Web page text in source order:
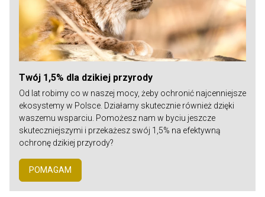
Twój 1,5% dla dzikiej przyrody
Od lat robimy co w naszej mocy, żeby ochronić najcenniejsze
ekosystemy w Polsce. Działamy skutecznie również dzięki
waszemu wsparciu. Pomożesz nam w byciu jeszcze
skuteczniejszymi i przekażesz swój 1,5% na efektywną
ochronę dzikiej przyrody?
POMAGAM